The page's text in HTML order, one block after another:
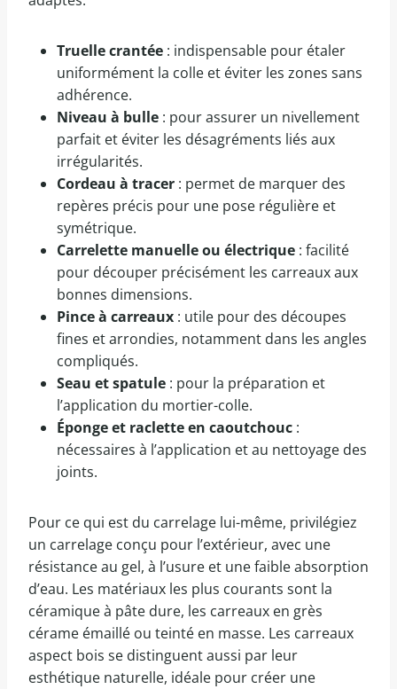
Truelle crantée : indispensable pour étaler
uniformément la colle et éviter les zones sans
adhérence.
Niveau à bulle : pour assurer un nivellement
parfait et éviter les désagréments liés aux
irrégularités.
Cordeau à tracer : permet de marquer des
repères précis pour une pose régulière et
symétrique.
Carrelette manuelle ou électrique : facilité
pour découper précisément les carreaux aux
bonnes dimensions.
Pince à carreaux : utile pour des découpes
fines et arrondies, notamment dans les angles
compliqués.
Seau et spatule : pour la préparation et
l’application du mortier-colle.
Éponge et raclette en caoutchouc :
nécessaires à l’application et au nettoyage des
joints.
Pour ce qui est du carrelage lui-même, privilégiez
un carrelage conçu pour l’extérieur, avec une
résistance au gel, à l’usure et une faible absorption
d’eau. Les matériaux les plus courants sont la
céramique à pâte dure, les carreaux en grès
cérame émaillé ou teinté en masse. Les carreaux
aspect bois se distinguent aussi par leur
esthétique naturelle, idéale pour créer une